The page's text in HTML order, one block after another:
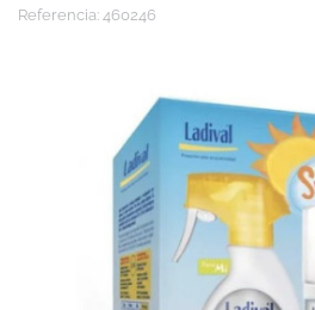
Referencia: 460246